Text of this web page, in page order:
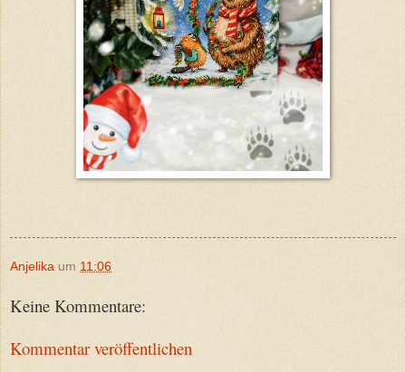
Anjelika um 11:06
Keine Kommentare:
Kommentar veröffentlichen